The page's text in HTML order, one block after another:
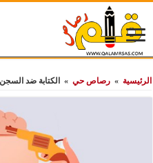
الرئيسية » رصاص حي » الكتابة ضد